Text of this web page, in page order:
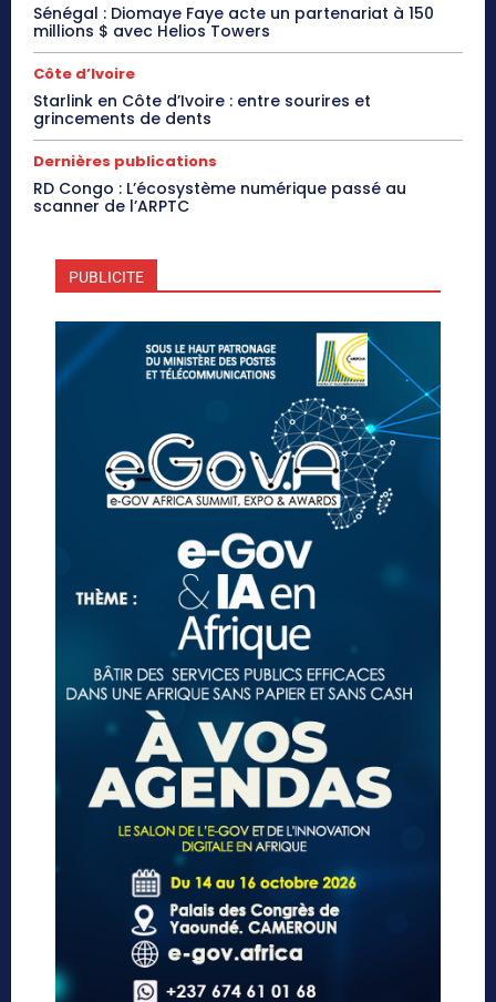
Sénégal : Diomaye Faye acte un partenariat à 150
millions $ avec Helios Towers
Côte d’Ivoire
Starlink en Côte d’Ivoire : entre sourires et
grincements de dents
Dernières publications
RD Congo : L’écosystème numérique passé au
scanner de l’ARPTC
PUBLICITE